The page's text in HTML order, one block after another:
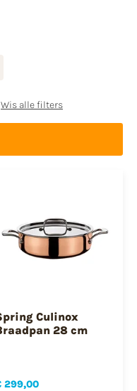
Wis alle filters
Culinox
28 cm
299,00